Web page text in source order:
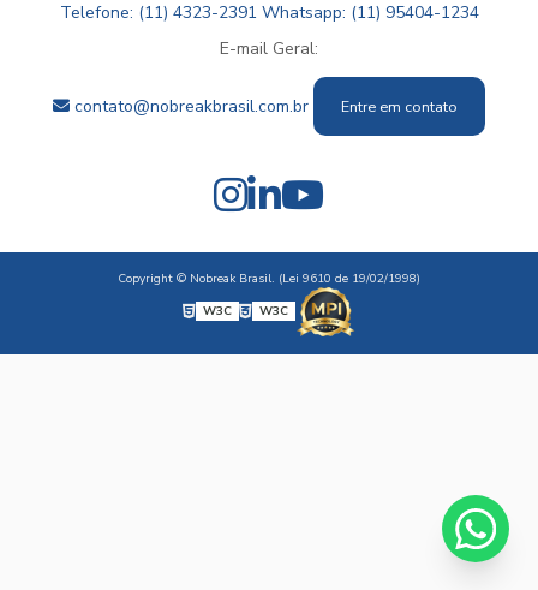
Telefone: (11) 4323-2391 Whatsapp: (11) 95404-1234
E-mail Geral:
contato@nobreakbrasil.com.br Entre em contato
Copyright © Nobreak Brasil. (Lei 9610 de 19/02/1998)
W3C
W3C